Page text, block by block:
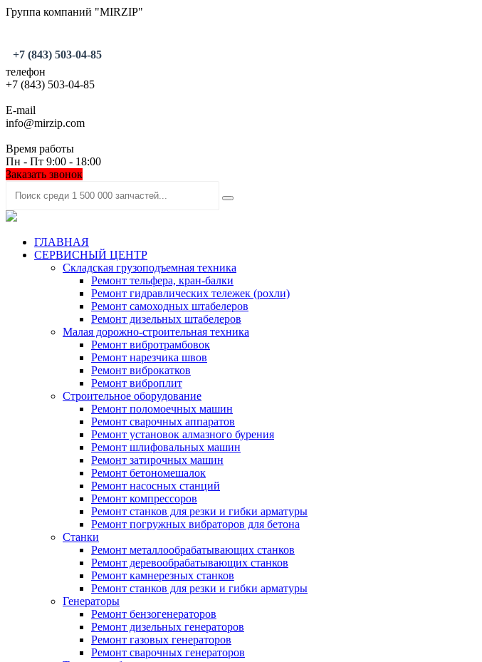
Группа компаний "MIRZIP"
+7 (843) 503-04-85
телефон
+7 (843) 503-04-85
E-mail
info@mirzip.com
Время работы
Пн - Пт 9:00 - 18:00
Заказать звонок
ГЛАВНАЯ
СЕРВИСНЫЙ ЦЕНТР
Складская грузоподъемная техника
Ремонт тельфера, кран-балки
Ремонт гидравлических тележек (рохли)
Ремонт самоходных штабелеров
Ремонт дизельных штабелеров
Малая дорожно-строительная техника
Ремонт вибротрамбовок
Ремонт нарезчика швов
Ремонт виброкатков
Ремонт виброплит
Строительное оборудование
Ремонт поломоечных машин
Ремонт сварочных аппаратов
Ремонт установок алмазного бурения
Ремонт шлифовальных машин
Ремонт затирочных машин
Ремонт бетономешалок
Ремонт насосных станций
Ремонт компрессоров
Ремонт станков для резки и гибки арматуры
Ремонт погружных вибраторов для бетона
Станки
Ремонт металлообрабатывающих станков
Ремонт деревообрабатывающих станков
Ремонт камнерезных станков
Ремонт станков для резки и гибки арматуры
Генераторы
Ремонт бензогенераторов
Ремонт дизельных генераторов
Ремонт газовых генераторов
Ремонт сварочных генераторов